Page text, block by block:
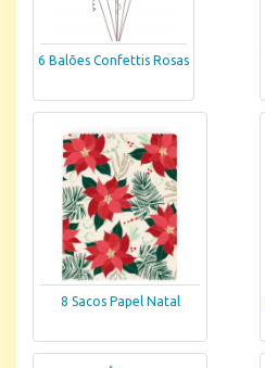
6 Balões Confettis Rosas
8 Sacos Papel Natal